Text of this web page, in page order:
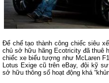
Để chế tạo thành công chiếc siêu
chủ sở hữu hãng Ecotricity đã thuê
chiếc xe biểu tượng như McLaren
Lotus Exige cũ trên eBay, đội kỹ
sở hữu thông số hoạt động khá